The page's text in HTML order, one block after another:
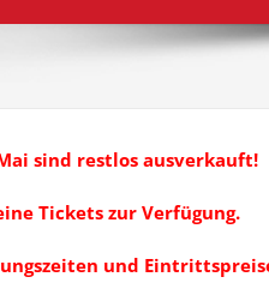
sind restlos ausverkauft!
Tickets zur Verfügung.
und